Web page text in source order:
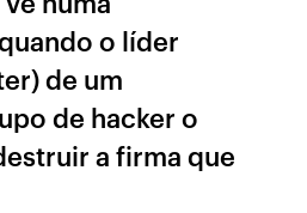
o líder
de um
de hacker o
a firma que